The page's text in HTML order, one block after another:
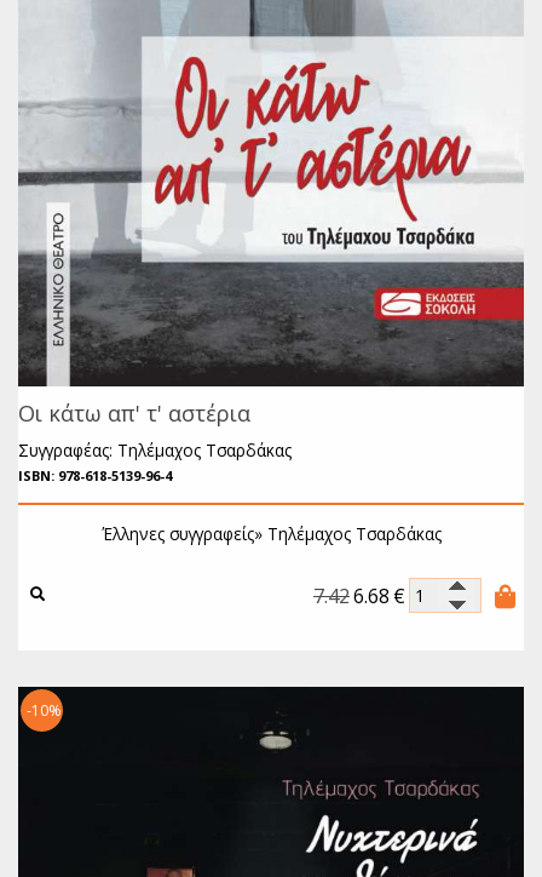
Οι κάτω απ' τ' αστέρια
Συγγραφέας: Τηλέμαχος Τσαρδάκας
ISBN: 978-618-5139-96-4
Έλληνες συγγραφείς»Τηλέμαχος Τσαρδάκας
7.426.68 €
-10%